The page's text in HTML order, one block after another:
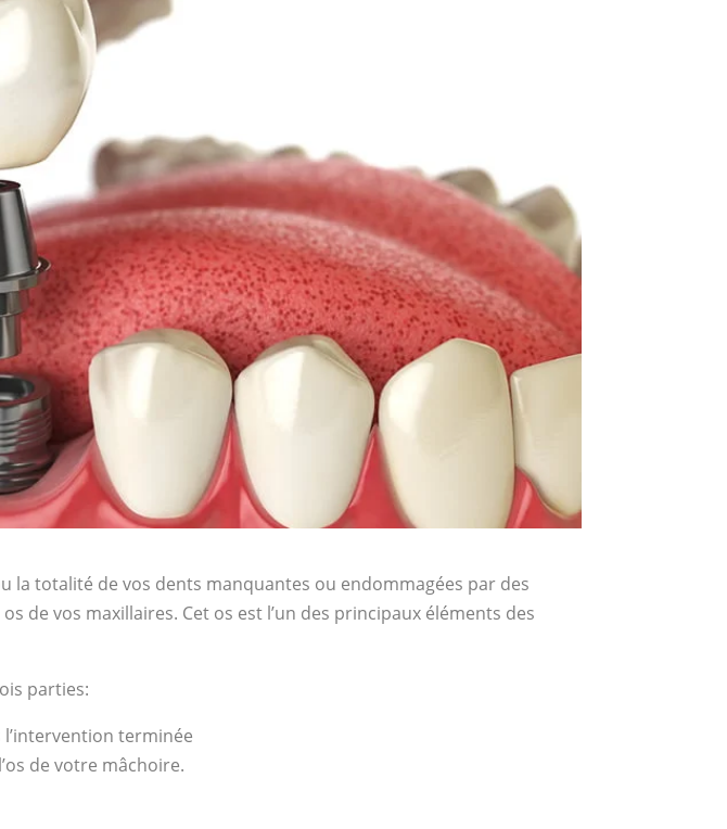
totalité de vos dents manquantes ou endommagées par des
de vos maxillaires. Cet os est l’un des principaux éléments des
parties:
terminée
de votre mâchoire.